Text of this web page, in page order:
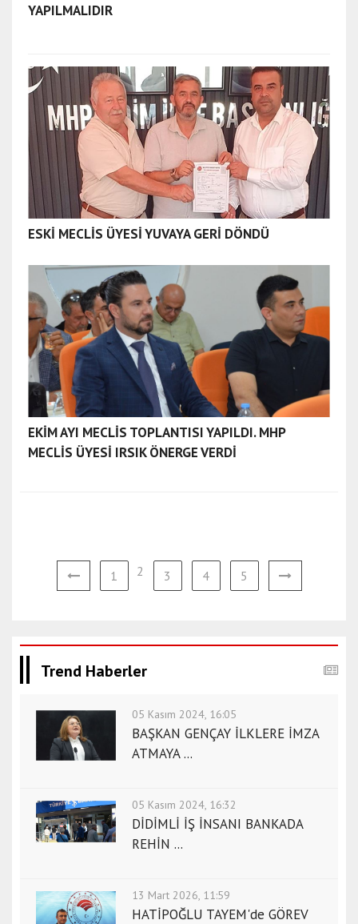
YAPILMALIDIR
ESKİ MECLİS ÜYESİ YUVAYA GERİ DÖNDÜ
EKİM AYI MECLİS TOPLANTISI YAPILDI. MHP
MECLİS ÜYESİ IRSIK ÖNERGE VERDİ
1 2 3 4 5
Trend Haberler
05 Kasım 2024, 16:05
BAŞKAN GENÇAY İLKLERE İMZA
ATMAYA ...
05 Kasım 2024, 16:32
DİDİMLİ İŞ İNSANI BANKADA
REHİN ...
13 Mart 2026, 11:59
HATİPOĞLU TAYEM'de GÖREV